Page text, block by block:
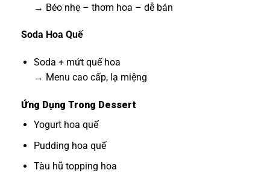
→ Béo nhẹ – thơm hoa – dễ bán
Soda Hoa Quế
Soda + mứt quế hoa
→ Menu cao cấp, lạ miệng
Ứng Dụng Trong Dessert
Yogurt hoa quế
Pudding hoa quế
Tàu hũ topping hoa